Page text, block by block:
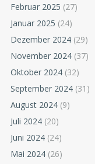
Februar 2025 (27)
Januar 2025 (24)
Dezember 2024 (29)
November 2024 (37)
Oktober 2024 (32)
September 2024 (31)
August 2024 (9)
Juli 2024 (20)
Juni 2024 (24)
Mai 2024 (26)